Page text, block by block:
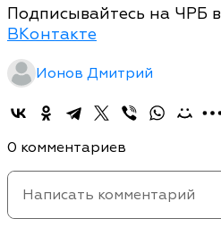
Подписывайтесь на ЧРБ в
ВКонтакте
Ионов Дмитрий
0 комментариев